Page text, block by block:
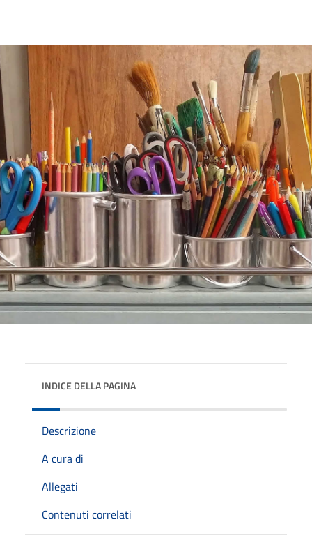
INDICE DELLA PAGINA
Descrizione
A cura di
Allegati
Contenuti correlati